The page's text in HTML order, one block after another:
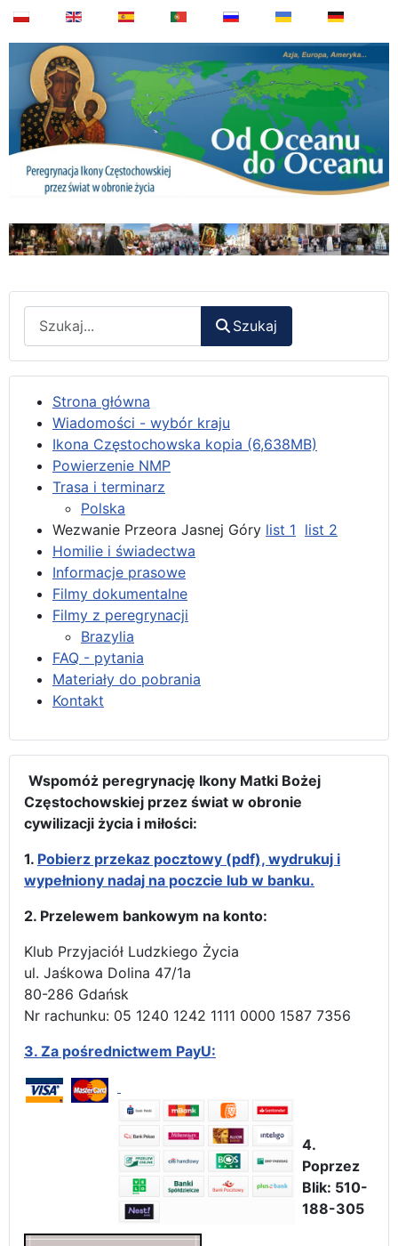
Szukaj
Strona główna
Wiadomości - wybór kraju
Ikona Częstochowska kopia (6,638MB)
Powierzenie NMP
Trasa i terminarz
Polska
Wezwanie Przeora Jasnej Góry list 1 list 2
Homilie i świadectwa
Informacje prasowe
Filmy dokumentalne
Filmy z peregrynacji
Brazylia
FAQ - pytania
Materiały do pobrania
Kontakt
Wspomóż peregrynację Ikony Matki Bożej
Częstochowskiej przez świat w obronie
cywilizacji życia i miłości:
1. Pobierz przekaz pocztowy (pdf), wydrukuj i
wypełniony nadaj na poczcie lub w banku.
2. Przelewem bankowym na konto:
Klub Przyjaciół Ludzkiego Życia
ul. Jaśkowa Dolina 47/1a
80-286 Gdańsk
Nr rachunku: 05 1240 1242 1111 0000 1587 7356
3. Za pośrednictwem PayU:
4.
Poprzez
Blik: 510-
188-305